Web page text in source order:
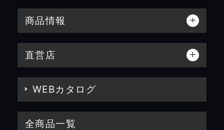
商品情報
直営店
WEBカタログ
全商品一覧